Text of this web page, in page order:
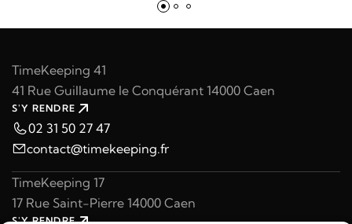
TimeKeeping 41
41 Rue Guillaume le Conquérant 14000 Caen
S'Y RENDRE
02 31 50 27 47
contact@timekeeping.fr
TimeKeeping 17
17 Rue Saint-Pierre 14000 Caen
S'Y RENDRE